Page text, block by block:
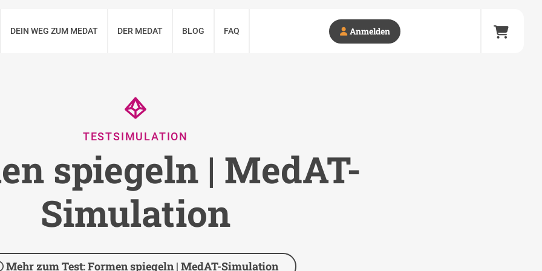
DEIN WEG ZUM MEDAT DER MEDAT BLOG FAQ Anmelden
TESTSIMULATION
spiegeln | MedAT-
Simulation
Mehr zum Test: Formen spiegeln | MedAT-Simulation